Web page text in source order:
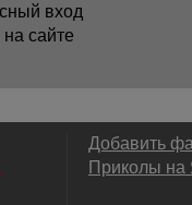
вход
сайте
Добавить
Приколы